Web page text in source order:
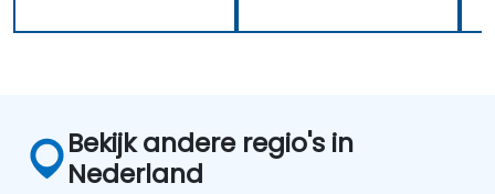
Bekijk andere regio's in
Nederland